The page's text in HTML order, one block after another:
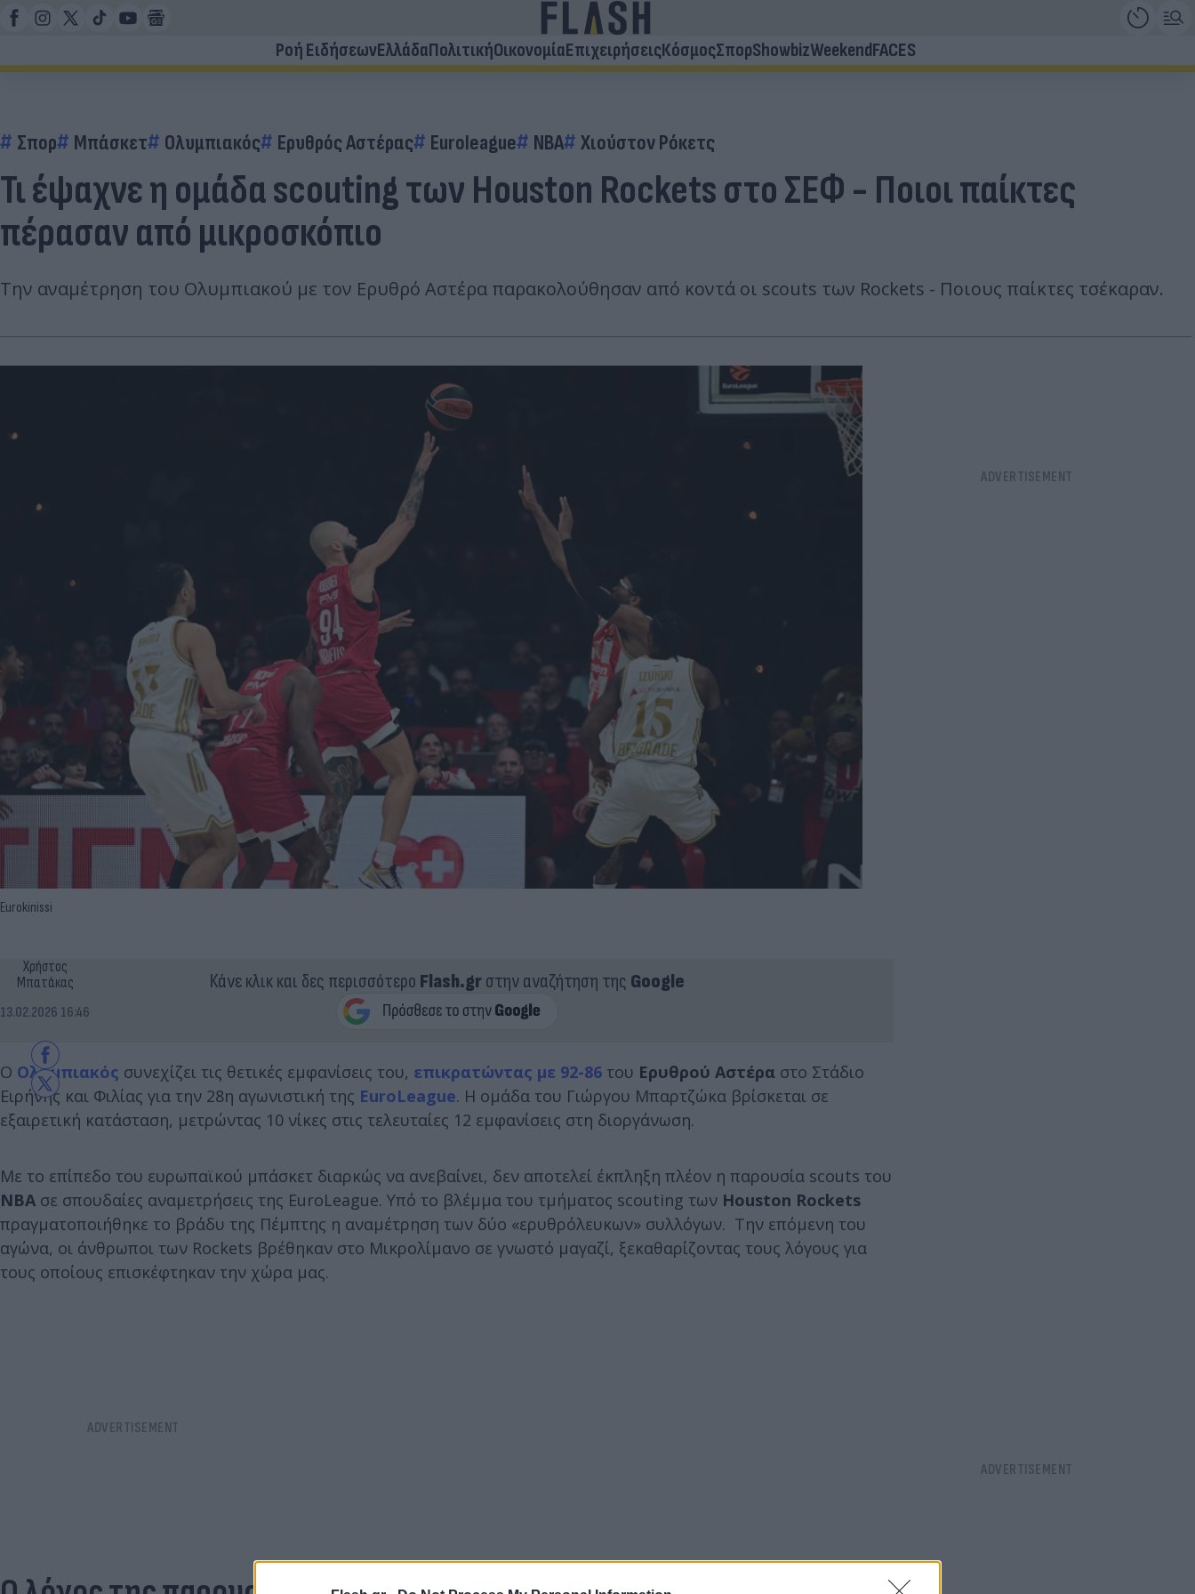
Ροή ΕιδήσεωνΕλλάδαΠολιτικήΟικονομίαΕπιχειρήσειςΚόσμοςΣπορShowbizWeekendFACES
Σπορ Μπάσκετ Ολυμπιακός Ερυθρός Αστέρας Euroleague ΝΒΑ Χιούστον Ρόκετς
Τι έψαχνε η ομάδα scouting των Houston Rockets στο ΣΕΦ - Ποιοι παίκτες
πέρασαν από μικροσκόπιο
Την αναμέτρηση του Ολυμπιακού με τον Ερυθρό Αστέρα παρακολούθησαν από κοντά οι scouts των Rockets - Ποιους παίκτες τσέκαραν.
Eurokinissi
Χρήστος
Μπατάκας
13.02.2026 16:46
Κάνε κλικ και δες περισσότερο Flash.grστην αναζήτηση της Google
Ο Ολυμπιακός συνεχίζει τις θετικές εμφανίσεις του, επικρατώντας με 92-86 του Ερυθρού Αστέρα στο Στάδιο
Ειρήνης και Φιλίας για την 28η αγωνιστική της EuroLeague. Η ομάδα του Γιώργου Μπαρτζώκα βρίσκεται σε
εξαιρετική κατάσταση, μετρώντας 10 νίκες στις τελευταίες 12 εμφανίσεις στη διοργάνωση.
Με το επίπεδο του ευρωπαϊκού μπάσκετ διαρκώς να ανεβαίνει, δεν αποτελεί έκπληξη πλέον η παρουσία scouts του
NBA σε σπουδαίες αναμετρήσεις της EuroLeague. Υπό το βλέμμα του τμήματος scouting των Houston Rockets
πραγματοποιήθηκε το βράδυ της Πέμπτης η αναμέτρηση των δύο «ερυθρόλευκων» συλλόγων. Την επόμενη του
αγώνα, οι άνθρωποι των Rockets βρέθηκαν στο Μικρολίμανο σε γνωστό μαγαζί, ξεκαθαρίζοντας τους λόγους για
τους οποίους επισκέφτηκαν την χώρα μας.